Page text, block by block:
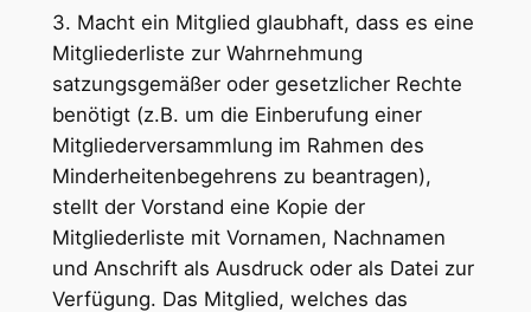
3. Macht ein Mitglied glaubhaft, dass es eine
Mitgliederliste zur Wahrnehmung
satzungsgemäßer oder gesetzlicher Rechte
benötigt (z.B. um die Einberufung einer
Mitgliederversammlung im Rahmen des
Minderheitenbegehrens zu beantragen),
stellt der Vorstand eine Kopie der
Mitgliederliste mit Vornamen, Nachnamen
und Anschrift als Ausdruck oder als Datei zur
Verfügung. Das Mitglied, welches das